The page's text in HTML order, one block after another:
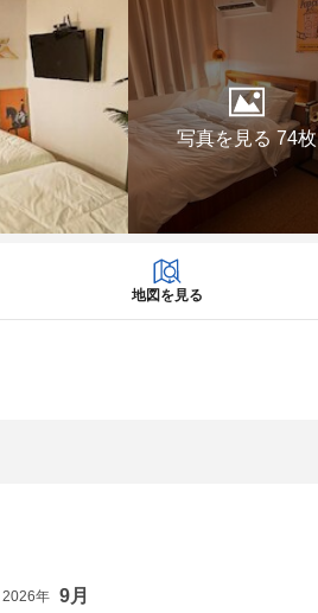
写真を見る 74枚
地図を見る
2026年 9月